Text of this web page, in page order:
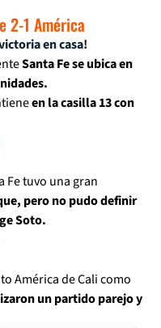
2-1 América
en casa!
Santa Fe se ubica en
en la casilla 13 con
Fe tuvo una gran
pero no pudo definir
Soto.
América de Cali como
un partido parejo y